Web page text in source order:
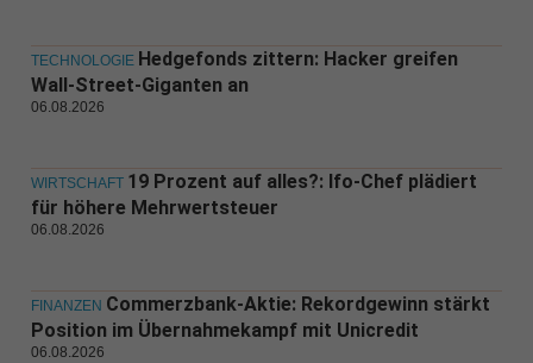
TECHNOLOGIE Hedgefonds zittern: Hacker greifen
Wall-Street-Giganten an
06.08.2026
WIRTSCHAFT 19 Prozent auf alles?: Ifo-Chef plädiert
für höhere Mehrwertsteuer
06.08.2026
FINANZEN Commerzbank-Aktie: Rekordgewinn stärkt
Position im Übernahmekampf mit Unicredit
06.08.2026